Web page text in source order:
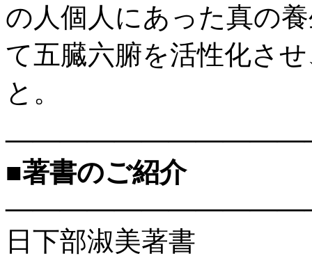
の人個人にあった真の
て五臓六腑を活性化さ
と。
■著書のご紹介
日下部淑美著書